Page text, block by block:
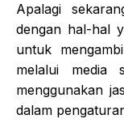
Apalagi
dengan hal-hal
untuk
melalui media
menggunakan
dalam